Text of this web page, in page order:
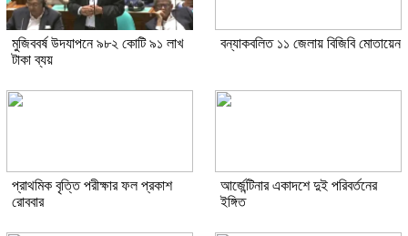
মুজিববর্ষ উদযাপনে ৯৮২ কোটি ৯১ লাখ
টাকা ব্যয়
বন্যাকবলিত ১১ জেলায় বিজিবি মোতায়েন
প্রাথমিক বৃত্তি পরীক্ষার ফল প্রকাশ
রোববার
আর্জেন্টিনার একাদশে দুই পরিবর্তনের
ইঙ্গিত